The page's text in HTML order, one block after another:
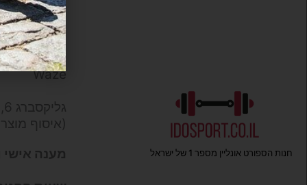
חנות הספורט אונליין מספר 1 של ישראל
כתובות:
המפלסים 12,
חנות
Waze
גליקסברג 6,
(איסוף
מענה אישי